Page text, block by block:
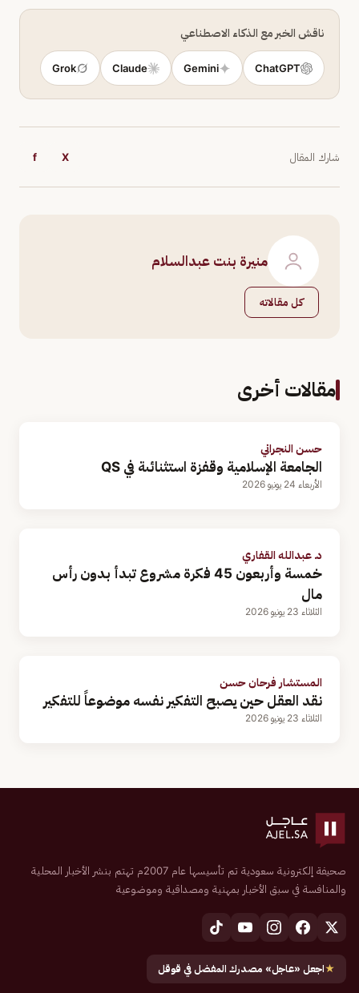
ناقش الخبر مع الذكاء الاصطناعي
ChatGPT
Gemini
Claude
Grok
شارك المقال X
f
منيرة بنت عبدالسلام
كل مقالاته
مقالات أخرى
حسن النجراني
الجامعة الإسلامية وقفزة استثنائىة في QS
الأربعاء 24 يونيو 2026
د. عبدالله القفاري
خمسة وأربعون 45 فكرة مشروع تبدأ بدون رأس
مال
الثلاثاء 23 يونيو 2026
المستشار فرحان حسن
نقد العقل حين يصبح التفكير نفسه موضوعاً للتفكير
الثلاثاء 23 يونيو 2026
صحيفة إلكترونية سعودية تم تأسيسها عام 2007م تهتم بنشر الأخبار المحلية
والمنافسة في سبق الأخبار بمهنية ومصداقية وموضوعية
★اجعل «عاجل» مصدرك المفضل في قوقل